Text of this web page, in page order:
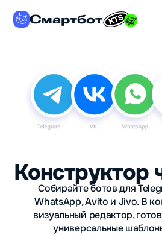
Смартбот
Конструктор
Собирайте ботов для
WhatsApp, Avito и Jivo. В
визуальный редактор,
универсальные